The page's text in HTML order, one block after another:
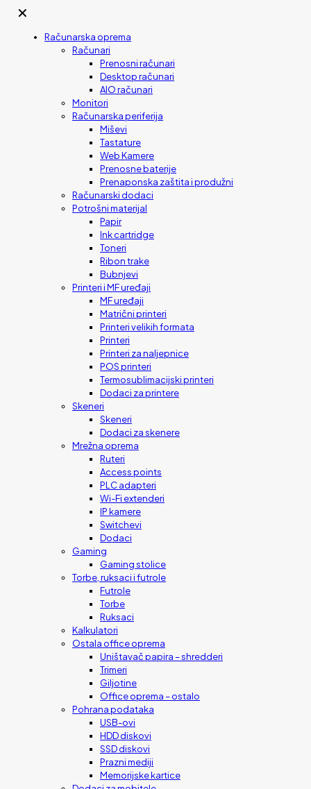
✕
Računarska oprema
Računari
Prenosni računari
Desktop računari
AIO računari
Monitori
Računarska periferija
Miševi
Tastature
Web Kamere
Prenosne baterije
Prenaponska zaštita i produžni
Računarski dodaci
Potrošni materijal
Papir
Ink cartridge
Toneri
Ribon trake
Bubnjevi
Printeri i MF uređaji
MF uređaji
Matrični printeri
Printeri velikih formata
Printeri
Printeri za naljepnice
POS printeri
Termosublimacijski printeri
Dodaci za printere
Skeneri
Skeneri
Dodaci za skenere
Mrežna oprema
Ruteri
Access points
PLC adapteri
Wi-Fi extenderi
IP kamere
Switchevi
Dodaci
Gaming
Gaming stolice
Torbe, ruksaci i futrole
Futrole
Torbe
Ruksaci
Kalkulatori
Ostala office oprema
Uništavač papira – shredderi
Trimeri
Giljotine
Office oprema – ostalo
Pohrana podataka
USB-ovi
HDD diskovi
SSD diskovi
Prazni mediji
Memorijske kartice